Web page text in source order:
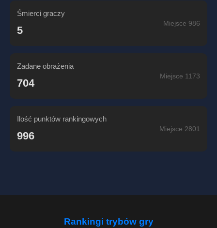
Śmierci graczy
5
Miejsce 986
Zadane obrażenia
704
Miejsce 1173
Ilość punktów rankingowych
996
Miejsce 2801
Rankingi trybów gry